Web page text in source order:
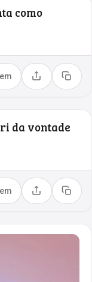
como
Compartilhar
Copiar
da vontade
Compartilhar
Copiar